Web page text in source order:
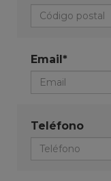
Email*
Teléfono